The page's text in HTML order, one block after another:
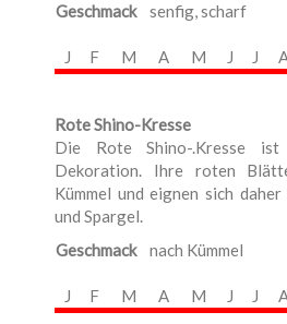
Geschmack
senfig, scharf
J F M A M J J
Rote Shino-Kresse
Die Rote Shino-.Kresse
Dekoration. Ihre roten
Kümmel und eignen sich
und Spargel.
Geschmack
nach Kümmel
J F M A M J J